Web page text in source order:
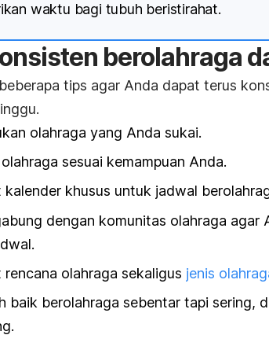
waktu bagi tubuh beristirahat.
berolahraga
tips agar Anda dapat terus
olahraga yang Anda sukai.
sesuai kemampuan Anda.
kalender khusus untuk jadwal
dengan komunitas olahraga agar
rencana olahraga sekaligus jenis
baik berolahraga sebentar tapi sering,